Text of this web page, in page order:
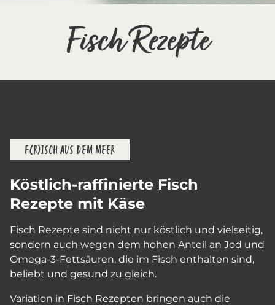
Fisch Rezepte
F(R)ISCH AUS DEM MEER
Köstlich-raffinierte Fisch
Rezepte mit Käse
Fisch Rezepte sind nicht nur köstlich und vielseitig,
sondern auch wegen dem hohen Anteil an Jod und
Omega-3-Fettsäuren, die im Fisch enthalten sind,
beliebt und gesund zu gleich.
Variation in Fisch Rezepten bringen auch die